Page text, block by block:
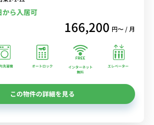
ら入居可
166,200 円〜 / 月
洗濯機 オートロック
インターネット
無料
エレベーター
この物件の詳細を見る